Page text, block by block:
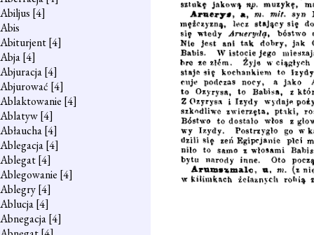
Abiljus [4]
Abis
Abiturjent[4]
Abja[4]
Abjuracja[4]
Abjurować [4]
Ablaktowanie [4]
Ablatyw[4]
Abłaucha[4]
Ablegacja[4]
Ablegat[4]
Ablegowanie [4]
Ablegry[4]
Ablucja[4]
Abnegacja[4]